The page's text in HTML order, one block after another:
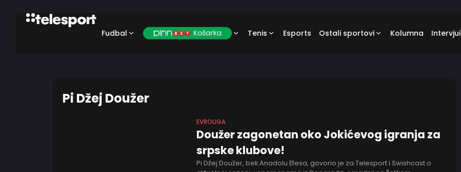
Fudbal Tenis Esports Ostali sportovi Kolumna Intervjui
Pi Džej Doužer
EVROLIGA
Doužer zagonetan oko Jokićevog igranja za
srpske klubove!
Pi Džej Doužer, bek Anadolu Efesa, govorio je za Telesport i Swishcast o